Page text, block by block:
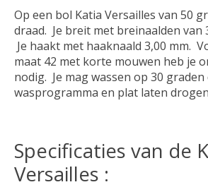
Op een bol Katia Versailles van 50
draad. Je breit met breinaalden van
Je haakt met haaknaald 3,00 mm.
maat 42 met korte mouwen heb je
nodig. Je mag wassen op 30
wasprogramma en plat laten
Specificaties van de
Versailles :